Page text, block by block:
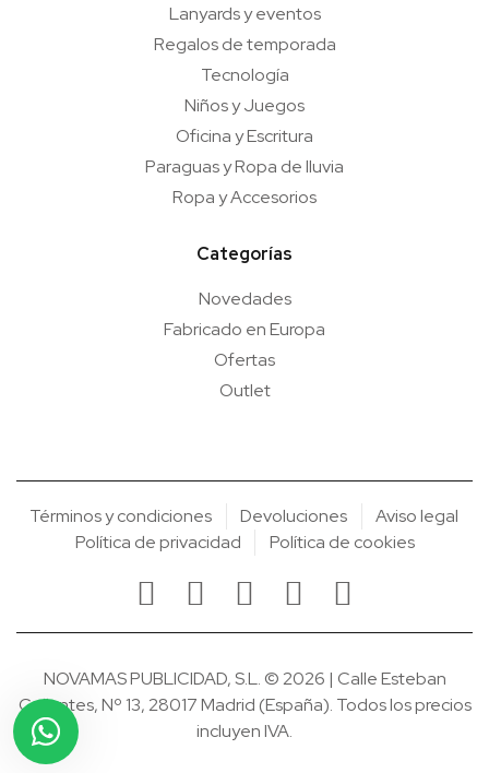
Lanyards y eventos
Regalos de temporada
Tecnología
Niños y Juegos
Oficina y Escritura
Paraguas y Ropa de lluvia
Ropa y Accesorios
Categorías
Novedades
Fabricado en Europa
Ofertas
Outlet
Términos y condiciones Devoluciones
Aviso legal
Política de privacidad
Política de cookies
NOVAMAS PUBLICIDAD, S.L. © 2026 | Calle Esteban
Collantes, Nº 13, 28017 Madrid (España). Todos los precios
incluyen IVA.